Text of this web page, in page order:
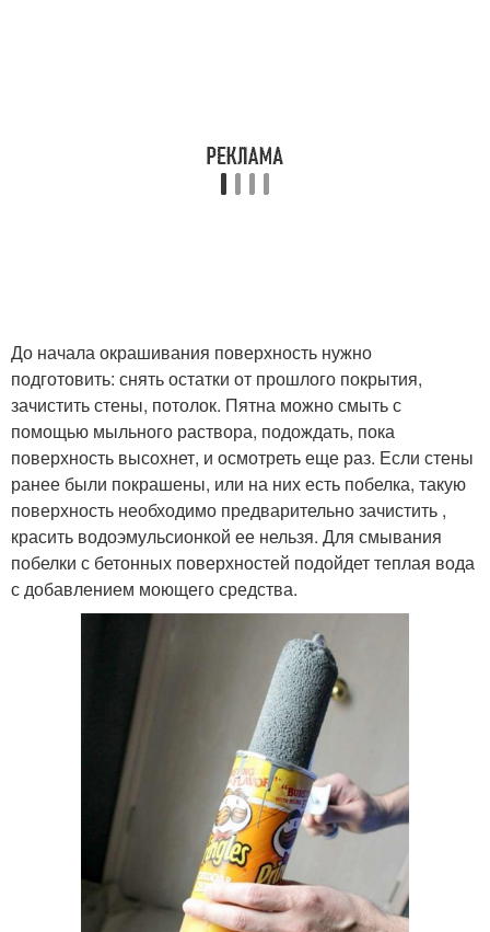
До начала окрашивания поверхность нужно
подготовить: снять остатки от прошлого покрытия,
зачистить стены, потолок. Пятна можно смыть с
помощью мыльного раствора, подождать, пока
поверхность высохнет, и осмотреть еще раз. Если стены
ранее были покрашены, или на них есть побелка, такую
поверхность необходимо предварительно зачистить ,
красить водоэмульсионкой ее нельзя. Для смывания
побелки с бетонных поверхностей подойдет теплая вода
с добавлением моющего средства.